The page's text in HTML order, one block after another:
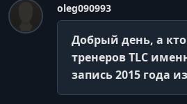
oleg090993
Добрый день, а
тренеров TLC
запись 2015 года